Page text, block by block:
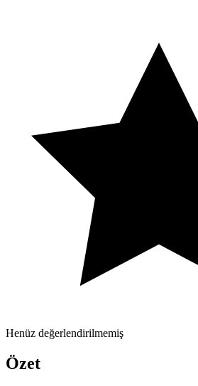
Henüz değerlendirilmemiş
Özet